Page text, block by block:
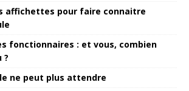
affichettes pour faire connaitre
fonctionnaires : et vous, combien
?
ne peut plus attendre